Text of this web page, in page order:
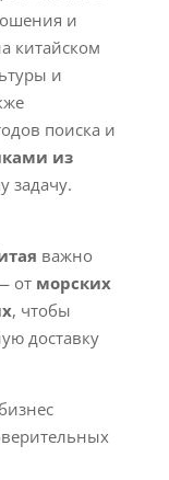
и
китайском
и
поиска и
из
задачу.
важно
от морских
, чтобы
доставку